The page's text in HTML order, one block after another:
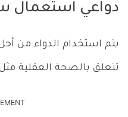
دواعي استعمال
يتم استخدام الدواء من
تتعلق بالصحة العقلية